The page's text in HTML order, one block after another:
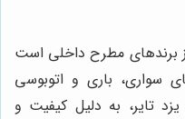
برندهای مطرح داخلی است
سواری، باری و اتوبوسی
تایر، به دلیل کیفیت و